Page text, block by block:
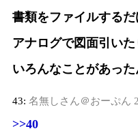
書類をファイルする
アナログで図面引い
いろんなことがあっ
43: 名無しさん＠おーぷん
>>40